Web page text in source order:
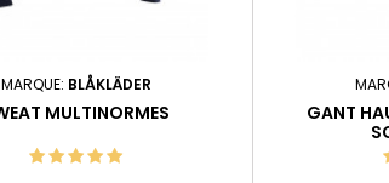
MARQUE: BLÅKLÄDER
MULTINORMES
GANT